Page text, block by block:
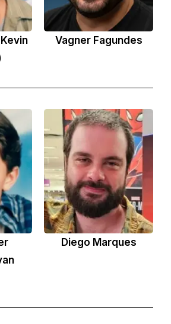
Vagner Fagundes
Diego Marques